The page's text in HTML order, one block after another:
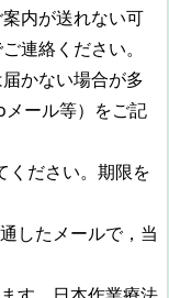
内が送れない可
連絡ください。
かない場合が多
ール等）をご記
ください。期限を
したメールで，当